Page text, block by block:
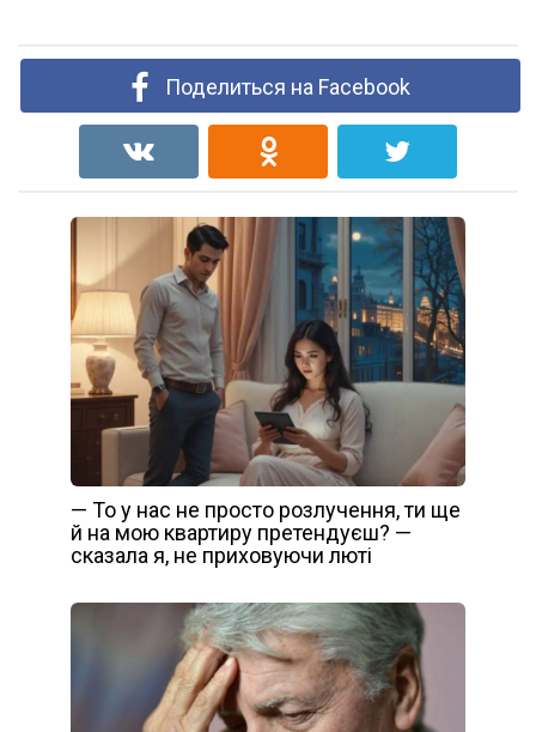
Поделиться на Facebook
— То у нас не просто розлучення, ти ще
й на мою квартиру претендуєш? —
сказала я, не приховуючи люті